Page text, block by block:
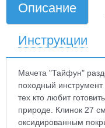
Описание
Инструкции
Мачета "Тайфун"
походный
тех кто любит
природе. Клинок 27
оксидированным